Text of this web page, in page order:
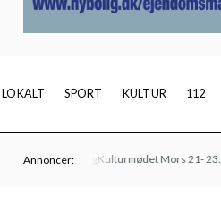
LOKALT SPORT KULTUR 112
Annoncer:
Klinik FoldbergKulturmødet Mors 21- 23.08